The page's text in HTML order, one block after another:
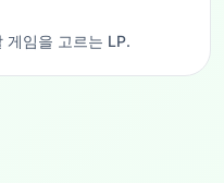
게임을 고르는 LP.